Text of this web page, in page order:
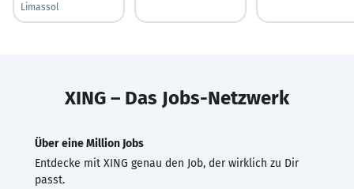
Limassol
XING – Das Jobs-Netzwerk
Über eine Million Jobs
Entdecke mit XING genau den Job, der wirklich zu Dir
passt.